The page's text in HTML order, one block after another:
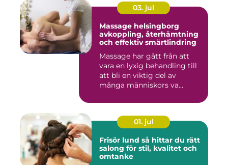
03. jul
Massage helsingborg
avkoppling, återhämtning
och effektiv smärtlindring
Massage har gått från att
vara en lyxig behandling till
att bli en viktig del av
många människors va...
01. jul
Frisör lund så hittar du rätt
salong för stil, kvalitet och
omtanke